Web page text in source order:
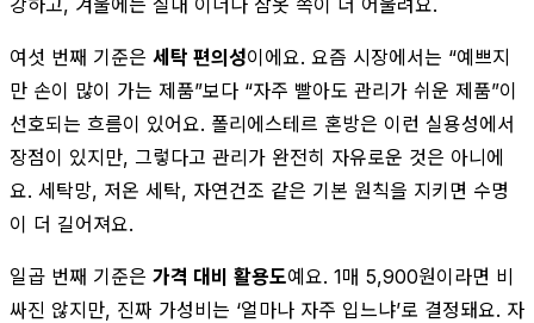
여섯 번째 기준은 세탁 편의성이에요. 요즘 시장에서는 “예쁘지
만 손이 많이 가는 제품”보다 “자주 빨아도 관리가 쉬운 제품”이
선호되는 흐름이 있어요. 폴리에스테르 혼방은 이런 실용성에서
장점이 있지만, 그렇다고 관리가 완전히 자유로운 것은 아니에
요. 세탁망, 저온 세탁, 자연건조 같은 기본 원칙을 지키면 수명
이 더 길어져요.
일곱 번째 기준은 가격 대비 활용도예요. 1매 5,900원이라면 비
싸진 않지만, 진짜 가성비는 ‘얼마나 자주 입느냐’로 결정돼요. 자